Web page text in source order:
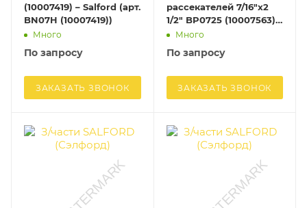
(10007419) – Salford (арт.
BN07H (10007419))
Много
По запросу
ЗАКАЗАТЬ ЗВОНОК
рассекателей 7/16"х2
1/2" BP0725 (10007563) –
Salford (арт. BP0725
Много
По запросу
ЗАКАЗАТЬ ЗВОНОК